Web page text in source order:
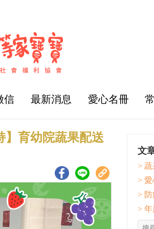
信 最新消息 愛心名冊
】育幼院蔬果配送
文
>
>
>
>